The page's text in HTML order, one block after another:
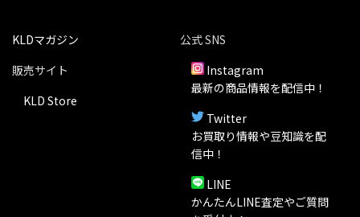
KLDマガジン
販売サイト
KLD Store
公式 SNS
Instagram
最新の商品情報を配信中！
Twitter
お買取り情報や豆知識を配
信中！
LINE
かんたんLINE査定やご質問